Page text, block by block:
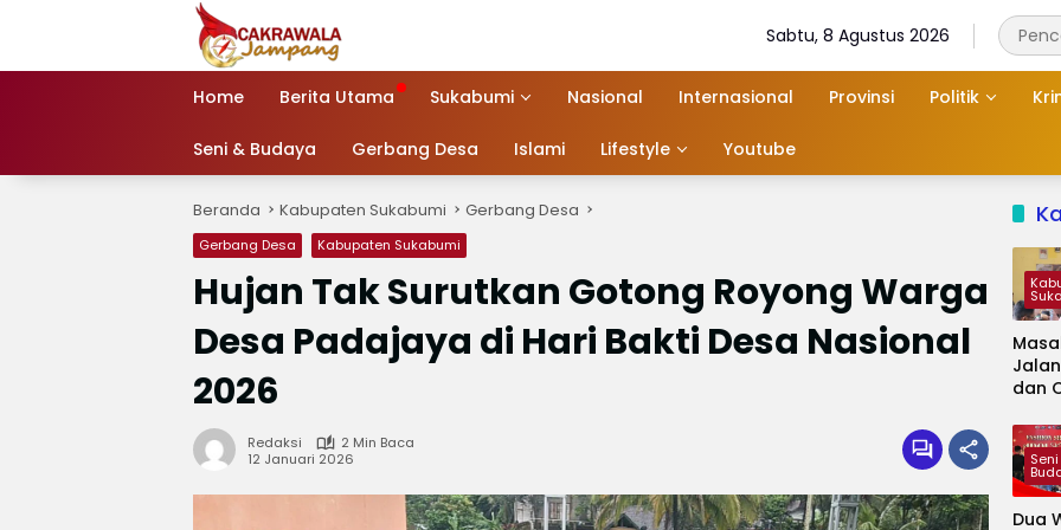
Sabtu, 8 Agustus 2026
Home Berita Utama Sukabumi Nasional Internasional Provinsi Politik
Seni & Budaya Gerbang Desa Islami Lifestyle Youtube
Beranda Kabupaten Sukabumi Gerbang Desa
Gerbang Desa Kabupaten Sukabumi
Hujan Tak Surutkan Gotong Royong Warga
Desa Padajaya di Hari Bakti Desa Nasional
2026
Redaksi
2 Min Baca
12 Januari 2026
dan
Jadi
Dua